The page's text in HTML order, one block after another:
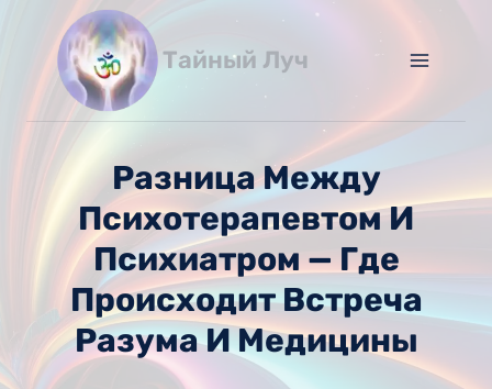
Перейти
содержимому
Тайный Луч
Разница Между
Психотерапевтом И
Психиатром — Где
Происходит Встреча
Разума И Медицины